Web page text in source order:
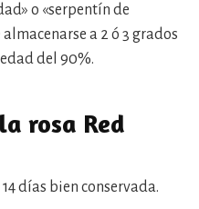
o «serpentín de
a 2 ó 3 grados
del 90%.
rosa Red
días bien conservada.